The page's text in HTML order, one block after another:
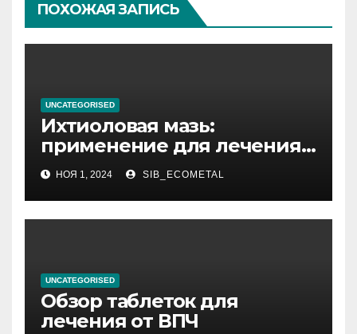
ПОХОЖАЯ ЗАПИСЬ
UNCATEGORISED
Ихтиоловая мазь:
применение для лечения
фурункулов
НОЯ 1, 2024 SIB_ECOMETAL
UNCATEGORISED
Обзор таблеток для
лечения от ВПЧ